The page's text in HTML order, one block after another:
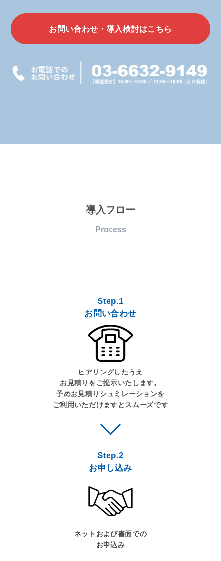
お問い合わせ・導入検討はこちら
導入フロー
Process
Step.1
お問い合わせ
ヒアリングしたうえ
お見積りをご提示いたします。
予めお見積りシュミレーションを
ご利用いただけますとスムーズです
Step.2
お申し込み
ネットおよび書面での
お申込み